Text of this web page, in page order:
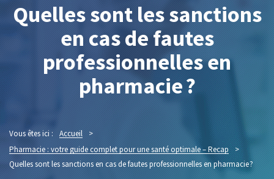
Quelles sont les sanctions
en cas de fautes
professionnelles en
pharmacie ?
Vous êtes ici : Accueil
>
Pharmacie : votre guide complet pour une santé optimale – Recap >
Quelles sont les sanctions en cas de fautes professionnelles en pharmacie ?